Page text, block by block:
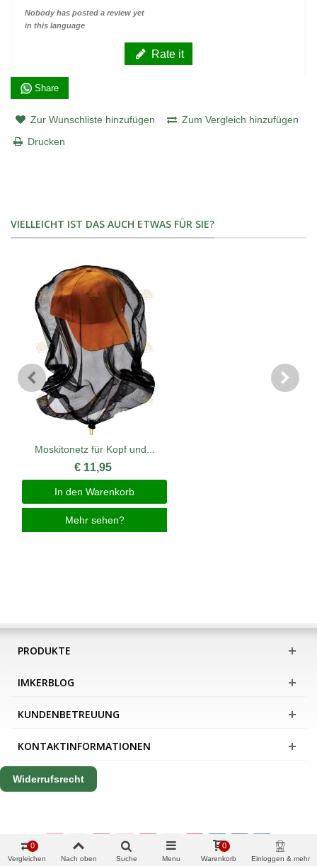
Nobody has posted a review yet
in this language
Rate it
Share
Zur Wunschliste hinzufügen
Zum Vergleich hinzufügen
Drucken
VIELLEICHT IST DAS AUCH ETWAS FÜR SIE?
Moskitonetz für Kopf und...
€ 11,95
In den Warenkorb
Mehr sehen?
PRODUKTE
IMKERBLOG
KUNDENBETREUUNG
KONTAKTINFORMATIONEN
Widerrufsrecht
Vergleichen
0
Nach oben Suche Menu Warenkorb
0
Einloggen & mehr